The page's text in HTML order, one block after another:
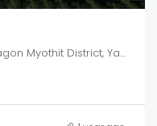
Sayar San Road, North Dagon, Dagon Myothit District, Yangon City, Yangon, 11090, Myanmar